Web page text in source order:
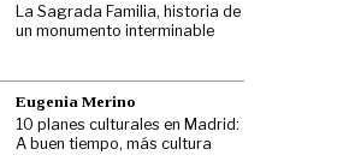
La Sagrada Familia, historia de
un monumento interminable
Eugenia Merino
10 planes culturales en Madrid:
A buen tiempo, más cultura